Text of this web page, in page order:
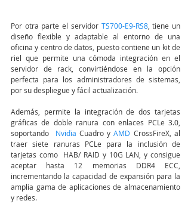
Por otra parte el servidor TS700-E9-RS8, tiene un
diseño flexible y adaptable al entorno de una
oficina y centro de datos, puesto contiene un kit de
riel que permite una cómoda integración en el
servidor de rack, convirtiéndose en la opción
perfecta para los administradores de sistemas,
por su despliegue y fácil actualización.
Además, permite la integración de dos tarjetas
gráficas de doble ranura con enlaces PCLe 3.0,
soportando Nvidia Cuadro y AMD CrossFireX, al
traer siete ranuras PCLe para la inclusión de
tarjetas como  HAB/ RAID y 10G LAN, y consigue
aceptar hasta 12 memorias DDR4 ECC,
incrementando la capacidad de expansión para la
amplia gama de aplicaciones de almacenamiento
y redes.